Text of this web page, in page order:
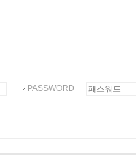
PASSWORD